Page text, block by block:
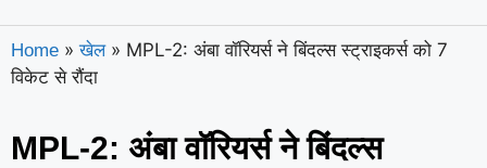
Home » खेल » MPL-2: अंबा वॉरियर्स ने बिंदल्स स्ट्राइकर्स को 7
विकेट से रौंदा
MPL-2: अंबा वॉरियर्स ने बिंदल्स